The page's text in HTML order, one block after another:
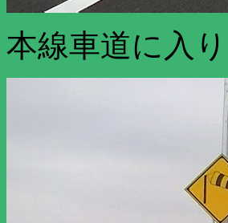
本線車道に入り